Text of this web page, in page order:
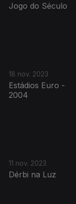
Jogo do Século
18 nov. 2023
Estádios Euro -
2004
11 nov. 2023
Dérbi na Luz